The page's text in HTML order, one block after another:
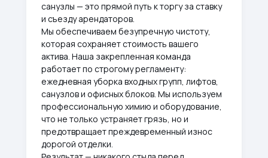
санузлы — это прямой путь к торгу за ставку
и съезду арендаторов.
Мы обеспечиваем безупречную чистоту,
которая сохраняет стоимость вашего
актива. Наша закрепленная команда
работает по строгому регламенту:
ежедневная уборка входных групп, лифтов,
санузлов и офисных блоков. Мы используем
профессиональную химию и оборудование,
что не только устраняет грязь, но и
предотвращает преждевременный износ
дорогой отделки.